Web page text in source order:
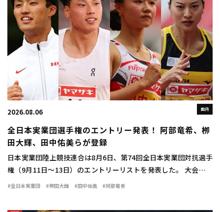
国内
2026.08.06
全日本実業団選手権のエントリー発表！ 阿部竜希、栁
田大輝、田中佑美らが登録
日本実業団陸上競技連合は8月6日、第74回全日本実業団対抗選手
権（9月11日～13日）のエントリーリストを発表した。 大会には
日本選手権男子100mに優勝した多田修平（住友電工）をはじめ、
#全日本実業団 #栁田大輝 #田中佑美 #阿部竜希